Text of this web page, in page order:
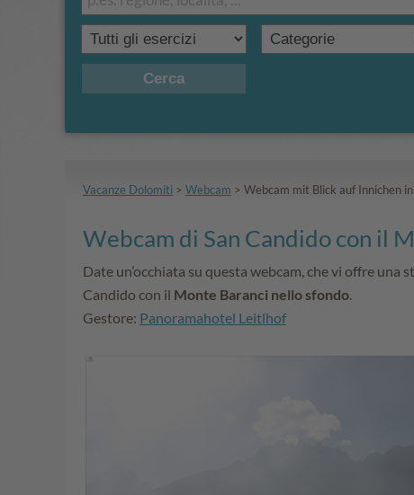
Cerca
Vacanze Dolomiti > Webcam > Webcam mit Blick auf Innichen
Webcam di San Candido con il
Date un’occhiata su questa webcam, che vi offre una
Candido con il Monte Baranci nello sfondo.
Gestore: Panoramahotel Leitlhof